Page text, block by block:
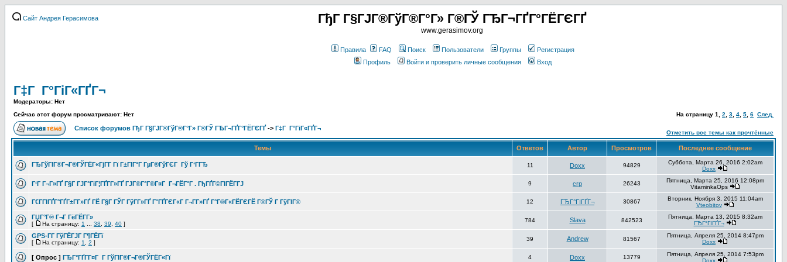
Сайт Андрея Герасимова ГђГ Г§ГЈГ®ГўГ®Г°Г» Г®ГЎ ГЂГ¬ГҐГ°ГЁГЄГҐ
www.gerasimov.org
Правила FAQ Поиск Пользователи Группы
Регистрация
Профиль
Войти и проверить личные сообщения Вход
Г‡Г Г°ГіГ«ГҐГ¬
Модераторы: Нет
Сейчас этот форум просматривают: Нет
На страницу 1 2 3 4 5 6 След.
Список форумов ГђГ Г§ГЈГ®ГўГ®Г°Г» Г®ГЎ ГЂГ¬ГҐГ°ГЁГЄГҐ-> Г‡Г Г°ГіГ«ГҐГ¬
Отметить все темы как прочтённые
Темы Ответов Автор Просмотров Последнее сообщение
ГЂГўГІГ®Г¬Г®ГЎГЁГ«ГјГ­Г Гї Г±ГІГ°Г ГµГ®ГўГЄГ Гў Г‘ГГЂ 11 Doxx 94829
Суббота, Марта 26, 2016 2:02am
Doxx
Г‘Г Г¬Г»ГҐ Г§Г ГЈГ°ГіГ¦ГҐГ­Г»ГҐ ГЈГ®Г°Г®Г¤Г Г¬ГЁГ°Г . ГђГҐГ©ГІГЁГ­ГЈ 9 crp 26243
Пятница, Марта 25, 2016 12:08pm
VitaminkaOps
Г€Г­ГІГҐГ°ГҐГ±Г­Г»ГҐ ГЁ Г§Г ГЎГ ГўГ­Г»ГҐ Г°ГҐГЄГ«Г Г¬Г­Г»ГҐ Г°Г®Г«ГЁГЄГЁ Г®ГЎ Г ГўГІГ® 12 ГЂГ°ГІГҐГ¬ 30867
Вторник, Ноября 3, 2015 11:04am
Vteobitov
ГЏГ°Г® Г¬Г ГёГЁГ­Г»
[ На страницу: 1 38 39 40 ]
784 Slava 842523
Пятница, Марта 13, 2015 8:32am
ГЂГ°ГІГҐГ¬
GPS-Г­Г ГўГЁГЈГ Г¶ГЁГї
[ На страницу: 1 2 ]
39 Andrew 81567
Пятница, Апреля 25, 2014 8:47pm
Doxx
[ Опрос ] ГЂГ°ГҐГ­Г¤Г Г ГўГІГ®Г¬Г®ГЎГЁГ«Гї 4 Doxx 13779
Пятница, Апреля 25, 2014 7:53pm
Doxx